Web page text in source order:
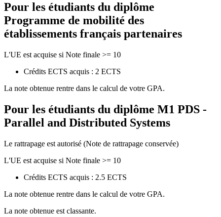
Pour les étudiants du diplôme
Programme de mobilité des
établissements français partenaires
L'UE est acquise si Note finale >= 10
Crédits ECTS acquis : 2 ECTS
La note obtenue rentre dans le calcul de votre GPA.
Pour les étudiants du diplôme M1 PDS -
Parallel and Distributed Systems
Le rattrapage est autorisé (Note de rattrapage conservée)
L'UE est acquise si Note finale >= 10
Crédits ECTS acquis : 2.5 ECTS
La note obtenue rentre dans le calcul de votre GPA.
La note obtenue est classante.